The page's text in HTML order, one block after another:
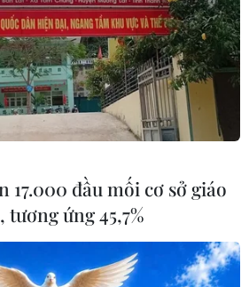
17.000 đầu mối cơ sở giáo
ứng 45,7%